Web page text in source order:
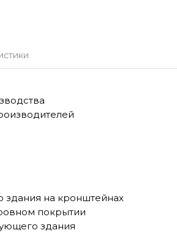
здания на кронштейнах
покрытии
здания